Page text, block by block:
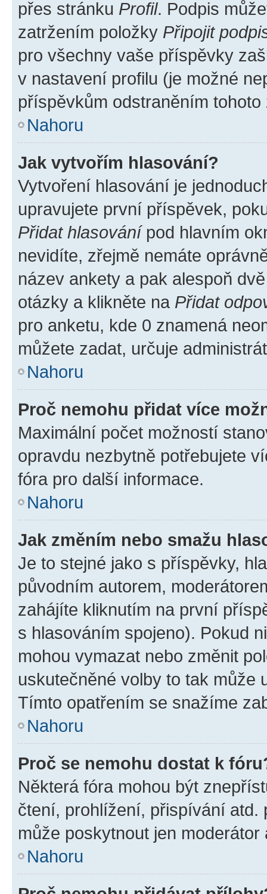
přes stránku Profil. Podpis
zatržením položky Připojit
pro všechny vaše příspěvky
v nastavení profilu (je možné
příspěvkům odstraněním
Nahoru
Jak vytvořím hlasování?
Vytvoření hlasování je
upravujete první příspěvek,
Přidat hlasovánípod hlavním
nevidíte, zřejmě nemáte
název ankety a pak alespoň
otázky a klikněte na Přidat
pro anketu, kde 0 znamená
můžete zadat, určuje
Nahoru
Proč nemohu přidat více
Maximální počet možností
opravdu nezbytně potřebujete
fóra pro další informace.
Nahoru
Jak změním nebo smažu
Je to stejné jako s příspěvky,
původním autorem,
zahájíte kliknutím na první
s hlasováním spojeno). Pokud
mohou vymazat nebo změnit
uskutečněné volby to tak může
Tímto opatřením se snažíme
Nahoru
Proč se nemohu dostat k
Některá fóra mohou být
čtení, prohlížení, přispívání atd.
může poskytnout jen
Nahoru